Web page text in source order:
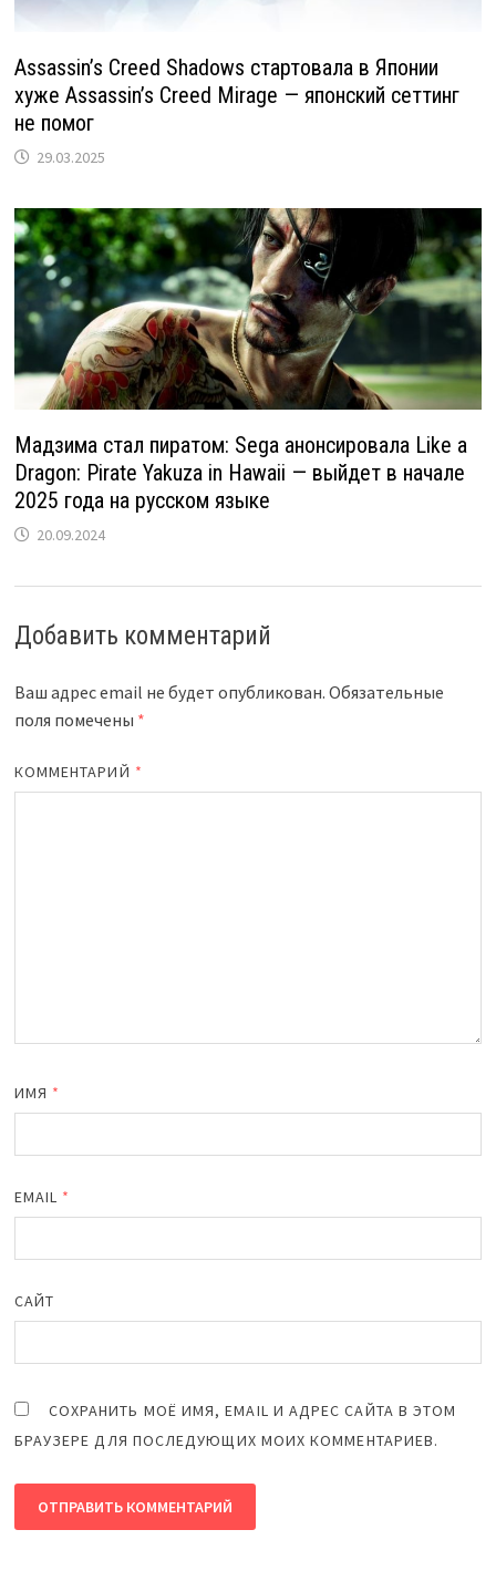
Assassin’s Creed Shadows стартовала в Японии
хуже Assassin’s Creed Mirage — японский сеттинг
не помог
29.03.2025
Мадзима стал пиратом: Sega анонсировала Like a
Dragon: Pirate Yakuza in Hawaii — выйдет в начале
2025 года на русском языке
20.09.2024
Добавить комментарий
Ваш адрес email не будет опубликован. Обязательные
поля помечены *
КОММЕНТАРИЙ *
ИМЯ *
EMAIL *
САЙТ
СОХРАНИТЬ МОЁ ИМЯ, EMAIL И АДРЕС САЙТА В ЭТОМ
БРАУЗЕРЕ ДЛЯ ПОСЛЕДУЮЩИХ МОИХ КОММЕНТАРИЕВ.